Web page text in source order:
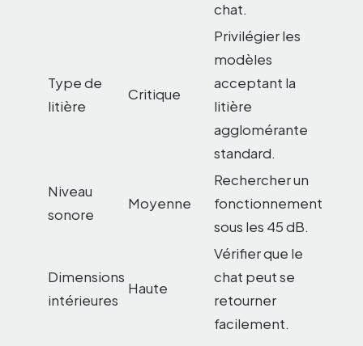
chat.
Type de
litière
Critique
Privilégier les
modèles
acceptant la
litière
agglomérante
standard.
Niveau
sonore
Moyenne
Rechercher un
fonctionnement
sous les 45 dB.
Dimensions
intérieures
Haute
Vérifier que le
chat peut se
retourner
facilement.